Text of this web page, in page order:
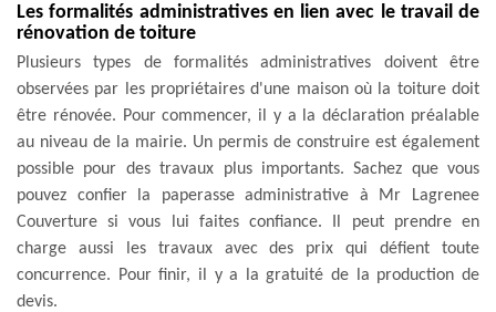
Les formalités administratives en lien avec le travail de
rénovation de toiture
Plusieurs types de formalités administratives doivent être
observées par les propriétaires d'une maison où la toiture doit
être rénovée. Pour commencer, il y a la déclaration préalable
au niveau de la mairie. Un permis de construire est également
possible pour des travaux plus importants. Sachez que vous
pouvez confier la paperasse administrative à Mr Lagrenee
Couverture si vous lui faites confiance. Il peut prendre en
charge aussi les travaux avec des prix qui défient toute
concurrence. Pour finir, il y a la gratuité de la production de
devis.